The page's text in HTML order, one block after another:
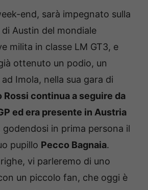
end, sarà impegnato sulla
Austin del mondiale
milita in classe LM GT3, e
ottenuto un podio, un
Imola, nella sua gara di
Rossi continua a seguire da
ed era presente in Austria
godendosi in prima persona il
pupillo Pecco Bagnaia.
vi parleremo di uno
un piccolo fan, che oggi è